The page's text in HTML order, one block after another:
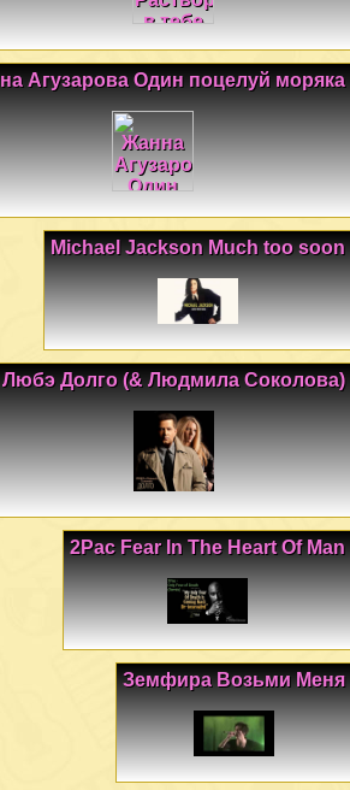
Агузарова Один поцелуй моряка
Michael Jackson Much too soon
Любэ Долго (& Людмила Соколова)
2Pac Fear In The Heart Of Man
Земфира Возьми Меня